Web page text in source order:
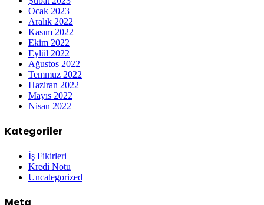
Ocak 2023
Aralık 2022
Kasım 2022
Ekim 2022
Eylül 2022
Ağustos 2022
Temmuz 2022
Haziran 2022
Mayıs 2022
Nisan 2022
Kategoriler
İş Fikirleri
Kredi Notu
Uncategorized